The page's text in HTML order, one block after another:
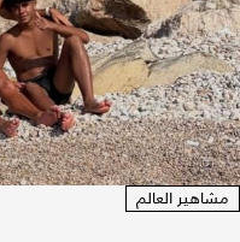
مشاهير العالم